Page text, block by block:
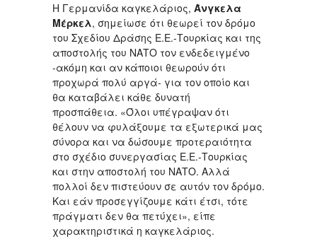
Η Γερμανίδα καγκελάριος, Άνγκελα
Μέρκελ, σημείωσε ότι θεωρεί τον δρόμο
του Σχεδίου Δράσης Ε.Ε.-Τουρκίας και της
αποστολής του ΝΑΤΟ τον ενδεδειγμένο
-ακόμη και αν κάποιοι θεωρούν ότι
προχωρά πολύ αργά- για τον οποίο και
θα καταβάλει κάθε δυνατή
προσπάθεια. «Όλοι υπέγραψαν ότι
θέλουν να φυλάξουμε τα εξωτερικά μας
σύνορα και να δώσουμε προτεραιότητα
στο σχέδιο συνεργασίας Ε.Ε.-Τουρκίας
και στην αποστολή του ΝΑΤΟ. Αλλά
πολλοί δεν πιστεύουν σε αυτόν τον δρόμο.
Και εάν προσεγγίζουμε κάτι έτσι, τότε
πράγματι δεν θα πετύχει», είπε
χαρακτηριστικά η καγκελάριος.